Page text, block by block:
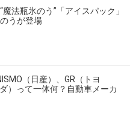
法瓶氷のう”「アイスパック」
うが登場
（日産）、GR（トヨ
）って一体何？自動車メーカ